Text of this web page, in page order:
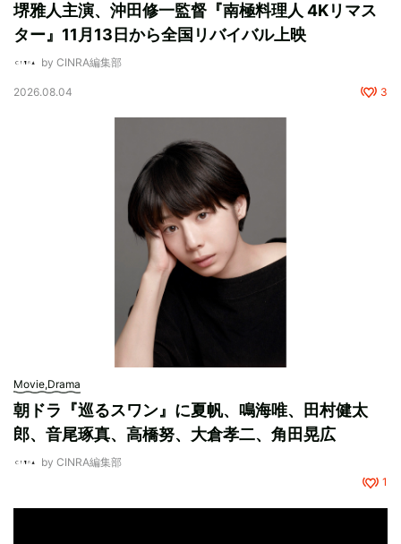
堺雅人主演、沖田修一監督『南極料理人 4Kリマス
ター』11⽉13⽇から全国リバイバル上映
by CINRA編集部
2026.08.04 3
Movie,Drama
朝ドラ『巡るスワン』に夏帆、鳴海唯、田村健太
郎、音尾琢真、高橋努、大倉孝二、角田晃広
by CINRA編集部
1